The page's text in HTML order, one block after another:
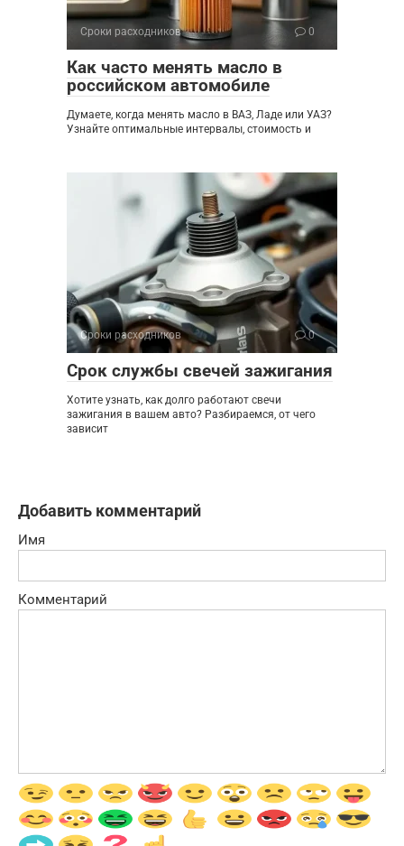
Сроки расходников 0
Как часто менять масло в
российском автомобиле
Думаете, когда менять масло в ВАЗ, Ладе или УАЗ?
Узнайте оптимальные интервалы, стоимость и
Сроки расходников 0
Срок службы свечей зажигания
Хотите узнать, как долго работают свечи
зажигания в вашем авто? Разбираемся, от чего
зависит
Добавить комментарий
Имя
Комментарий